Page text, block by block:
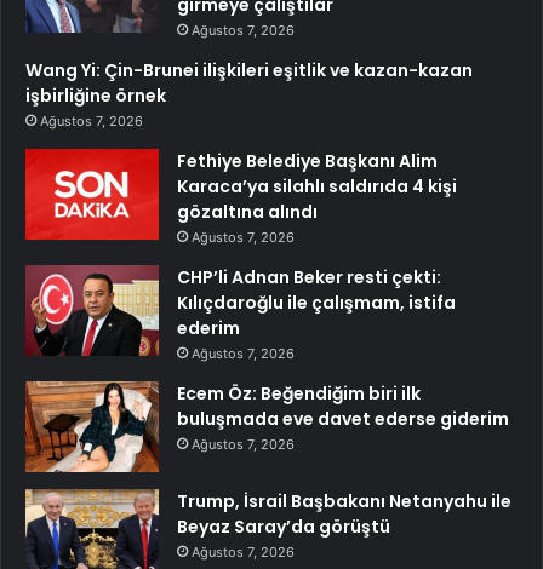
Ağustos 7, 2026
Wang Yi: Çin-Brunei ilişkileri eşitlik ve kazan-kazan
işbirliğine örnek
Ağustos 7, 2026
Fethiye Belediye Başkanı Alim
Karaca’ya silahlı saldırıda 4 kişi
gözaltına alındı
Ağustos 7, 2026
CHP’li Adnan Beker resti çekti:
Kılıçdaroğlu ile çalışmam, istifa
ederim
Ağustos 7, 2026
Ecem Öz: Beğendiğim biri ilk
buluşmada eve davet ederse giderim
Ağustos 7, 2026
Trump, İsrail Başbakanı Netanyahu ile
Beyaz Saray’da görüştü
Ağustos 7, 2026